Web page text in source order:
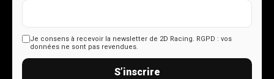
Je consens à recevoir la newsletter de 2D Racing. RGPD : vos
données ne sont pas revendues.
S’inscrire